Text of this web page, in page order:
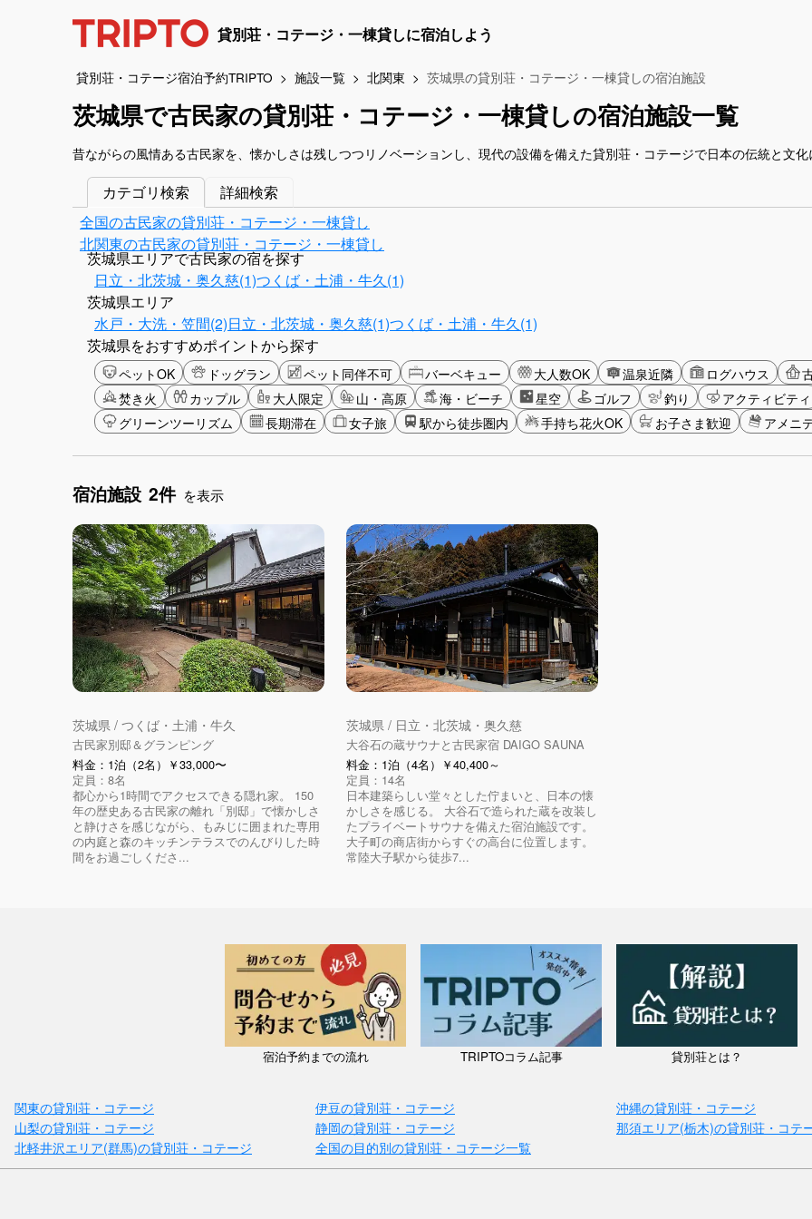
貸別荘・コテージ・一棟貸しに宿泊しよう
貸別荘・コテージ宿泊予約TRIPTO 施設一覧 北関東 茨城県の貸別荘・コテージ・一棟貸しの宿泊施設
茨城県で古民家の貸別荘・コテージ・一棟貸しの宿泊施設一覧
昔ながらの風情ある古民家を、懐かしさは残しつつリノベーションし、現代の設備を備えた貸別荘・コテージで日本の伝統と文
カテゴリ検索
詳細検索
全国の古民家の貸別荘・コテージ・一棟貸し
北関東の古民家の貸別荘・コテージ・一棟貸し
茨城県エリアで古民家の宿を探す
日立・北茨城・奥久慈(1)つくば・土浦・牛久(1)
茨城県エリア
水戸・大洗・笠間(2)日立・北茨城・奥久慈(1)つくば・土浦・牛久(1)
茨城県をおすすめポイントから探す
ペットOK ドッグラン ペット同伴不可 バーベキュー 大人数OK 温泉近隣 ログハウス
焚き火
カップル 大人限定 山・高原 海・ビーチ 星空 ゴルフ 釣り
アクティビティ
グリーンツーリズム
長期滞在 女子旅 駅から徒歩圏内 手持ち花火OK お子さま歓迎 アメニ
宿泊施設 2件 を表示
茨城県 / つくば・土浦・牛久
古民家別邸＆グランピング
料金：1泊（2名）￥33,000〜
定員：8名
都心から1時間でアクセスできる隠れ家。 150
年の歴史ある古民家の離れ「別邸」で懐かしさ
と静けさを感じながら、もみじに囲まれた専用
の内庭と森のキッチンテラスでのんびりした時
間をお過ごしくださ...
茨城県 / 日立・北茨城・奥久慈
大谷石の蔵サウナと古民家宿 DAIGO SAUNA
料金：1泊（4名）￥40,400～
定員：14名
日本建築らしい堂々とした佇まいと、日本の懐
かしさを感じる。 大谷石で造られた蔵を改装し
たプライベートサウナを備えた宿泊施設です。
大子町の商店街からすぐの高台に位置します。
常陸大子駅から徒歩7...
宿泊予約までの流れ TRIPTOコラム記事 貸別荘とは？
関東の貸別荘・コテージ 伊豆の貸別荘・コテージ
沖縄の貸別荘・コテージ
山梨の貸別荘・コテージ
静岡の貸別荘・コテージ
那須エリア(栃木)の貸別荘・コテ
北軽井沢エリア(群馬)の貸別荘・コテージ
全国の目的別の貸別荘・コテージ一覧